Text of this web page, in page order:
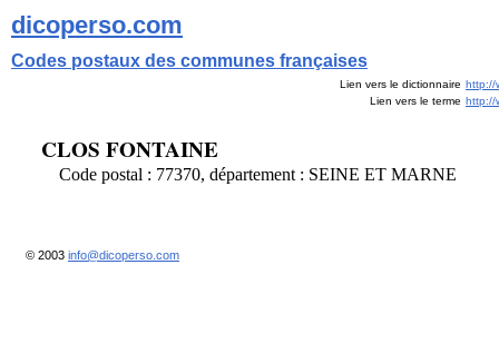
dicoperso.com
Codes postaux des communes françaises
Lien vers le dictionnaire http://
Lien vers le terme http://
CLOS FONTAINE
Code postal : 77370, département : SEINE ET MARNE
© 2003 info@dicoperso.com